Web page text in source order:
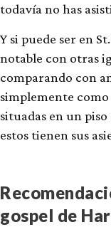
todavía no has
Y si puede ser en
notable con otras
comparando con
simplemente como
situadas en un
estos tienen sus
gospel de